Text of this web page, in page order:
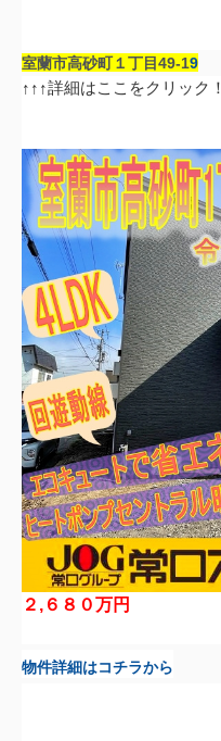
室蘭市高砂町１丁目49-19
↑↑↑詳細はここをクリック！
２,６８０万円
物件詳細はコチラから